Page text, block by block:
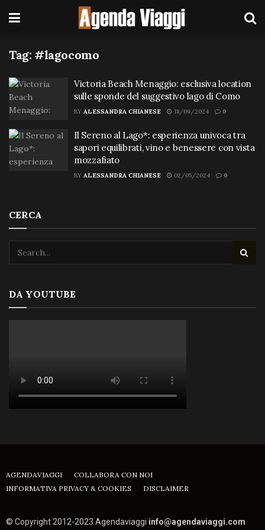
Tag: #lagocomo
Victoria Beach Menaggio: esclusiva location
sulle sponde del suggestivo lago di Como
BY ALESSANDRA CHIANESE 18/09/2024 0
Il Sereno al Lago*: esperienza univoca tra
sapori equilibrati, vino e benessere con vista
mozzafiato
BY ALESSANDRA CHIANESE 02/05/2024 0
CERCA
DA YOUTUBE
AGENDAVIAGGI
COLLABORA CON NOI
INFORMATIVA PRIVACY & COOKIES
DISCLAIMER
© Copyright 2012-2023 Agendaviaggi info@agendaviaggi.com